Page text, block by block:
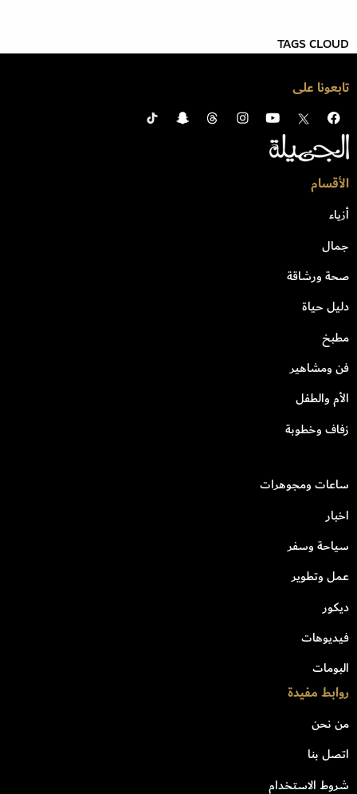
TAGS CLOUD
تابعونا على
الأقسام
أزياء
جمال
صحة ورشاقة
دليل حياة
مطبخ
فن ومشاهير
الأم والطفل
زفاف وخطوبة
ساعات ومجوهرات
اخبار
سياحة وسفر
عمل وتطوير
ديكور
فيديوهات
البومات
روابط مفيدة
من نحن
اتصل بنا
شروط الاستخدام